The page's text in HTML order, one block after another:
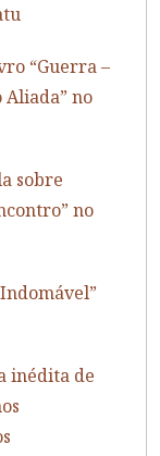
“Guerra –
Aliada” no
sobre
no
inédita de